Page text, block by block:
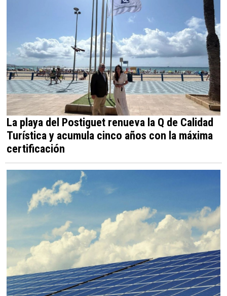
La playa del Postiguet renueva la Q de Calidad
Turística y acumula cinco años con la máxima
certificación